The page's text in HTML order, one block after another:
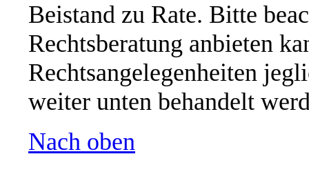
Beistand zu Rate. Bitte
Rechtsberatung anbieten
Rechtsangelegenheiten
weiter unten behandelt
Nach oben